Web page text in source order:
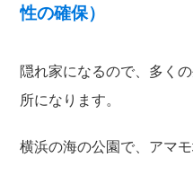
性の確保）
隠れ家になるので、多く
所になります。
横浜の海の公園で、アマ